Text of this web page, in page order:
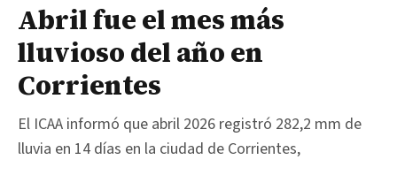
Abril fue el mes más
lluvioso del año en
Corrientes
El ICAA informó que abril 2026 registró 282,2 mm de
lluvia en 14 días en la ciudad de Corrientes,